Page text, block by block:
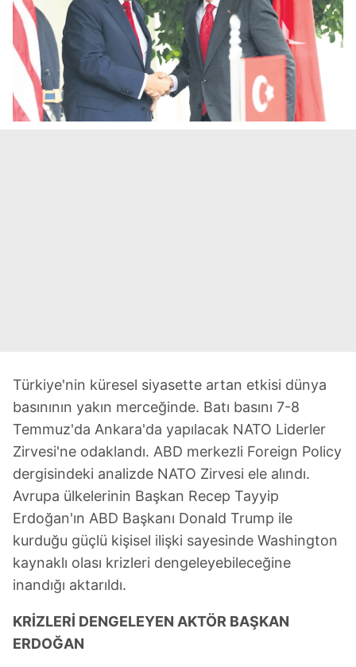
Türkiye'nin küresel siyasette artan etkisi dünya
basınının yakın merceğinde. Batı basını 7-8
Temmuz'da Ankara'da yapılacak NATO Liderler
Zirvesi'ne odaklandı. ABD merkezli Foreign Policy
dergisindeki analizde NATO Zirvesi ele alındı.
Avrupa ülkelerinin Başkan Recep Tayyip
Erdoğan'ın ABD Başkanı Donald Trump ile
kurduğu güçlü kişisel ilişki sayesinde Washington
kaynaklı olası krizleri dengeleyebileceğine
inandığı aktarıldı.
KRİZLERİ DENGELEYEN AKTÖR BAŞKAN
ERDOĞAN